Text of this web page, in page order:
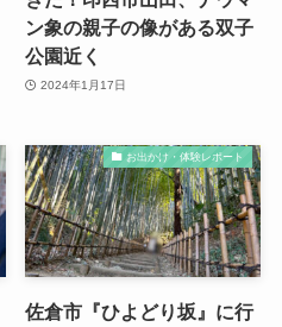
ン象の親子の像がある双子
公園近く
2024年1月17日
お出かけ・体験レポート
佐倉市『ひよどり坂』に行